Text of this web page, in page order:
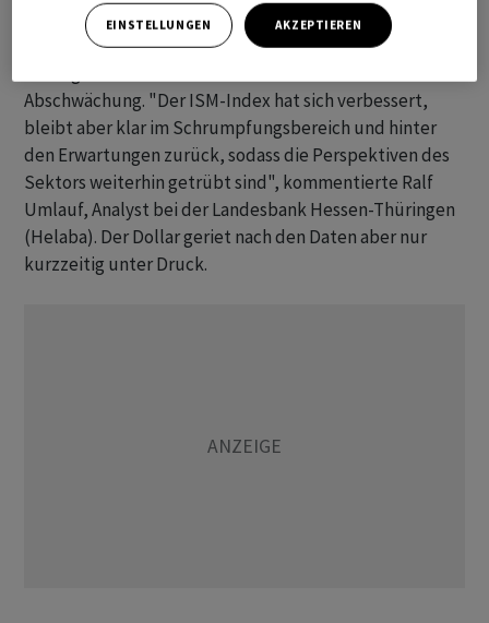
Verarbeitende Gewerbe zeigte zwar einen leichten
Anstieg, blieb jedoch hinter den Erwartungen zurück
Abschwächung. "Der ISM-Index hat sich verbessert,
bleibt aber klar im Schrumpfungsbereich und hinter
den Erwartungen zurück, sodass die Perspektiven des
Sektors weiterhin getrübt sind", kommentierte Ralf
Umlauf, Analyst bei der Landesbank Hessen-Thüringen
(Helaba). Der Dollar geriet nach den Daten aber nur
kurzzeitig unter Druck.
EINSTELLUNGEN AKZEPTIEREN